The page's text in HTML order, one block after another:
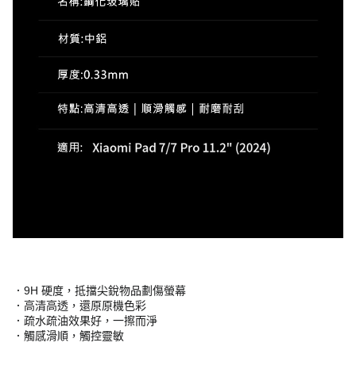
．9H 硬度，抵擋尖銳物品劃傷螢幕
．高清高透，還原原機色彩
．疏水疏油效果好，一擦而淨
．觸感滑順，觸控靈敏